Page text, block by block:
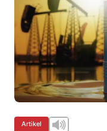
Artikel